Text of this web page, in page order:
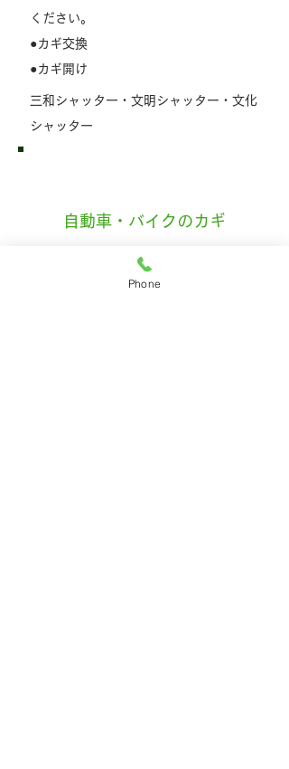
ください。
●カギ交換
●カギ開け
三和シャッター・文明シャッター・文化
シャッター
自動車・バイクのカギ
●ドアのカギ開け(国産車・外車)
Phone